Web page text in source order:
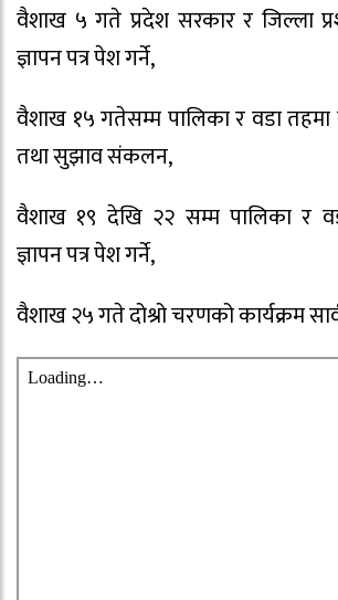
वैशाख ५ गते प्रदेश सरकार र जिल्ला
ज्ञापन पत्र पेश गर्ने,
वैशाख १५ गतेसम्म पालिका र वडा तहमा
तथा सुझाव संकलन,
वैशाख १९ देखि २२ सम्म पालिका र
ज्ञापन पत्र पेश गर्ने,
वैशाख २५ गते दोश्रो चरणको कार्यक्रम